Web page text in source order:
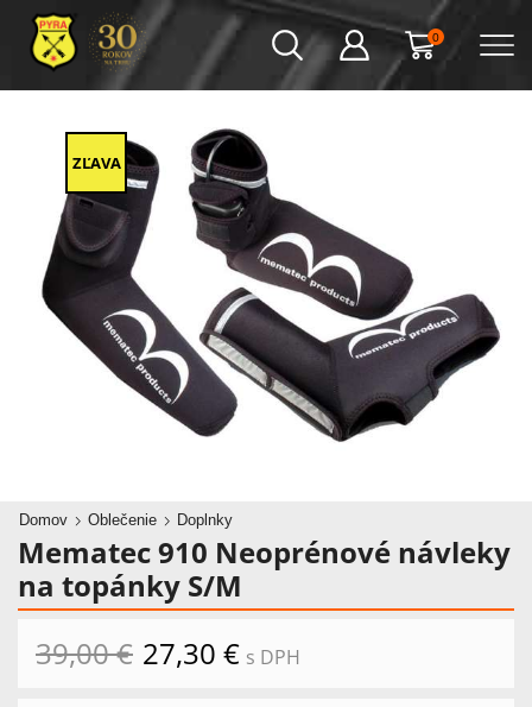
0
ZĽAVA
Domov Oblečenie Doplnky
Mematec 910 Neoprénové návleky
na topánky S/M
39,00€ Pôvodná
cena
27,30 €Aktuálna
cena
s DPH